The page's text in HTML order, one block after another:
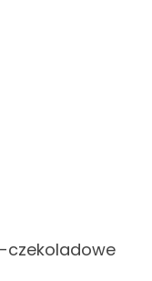
czekoladowe